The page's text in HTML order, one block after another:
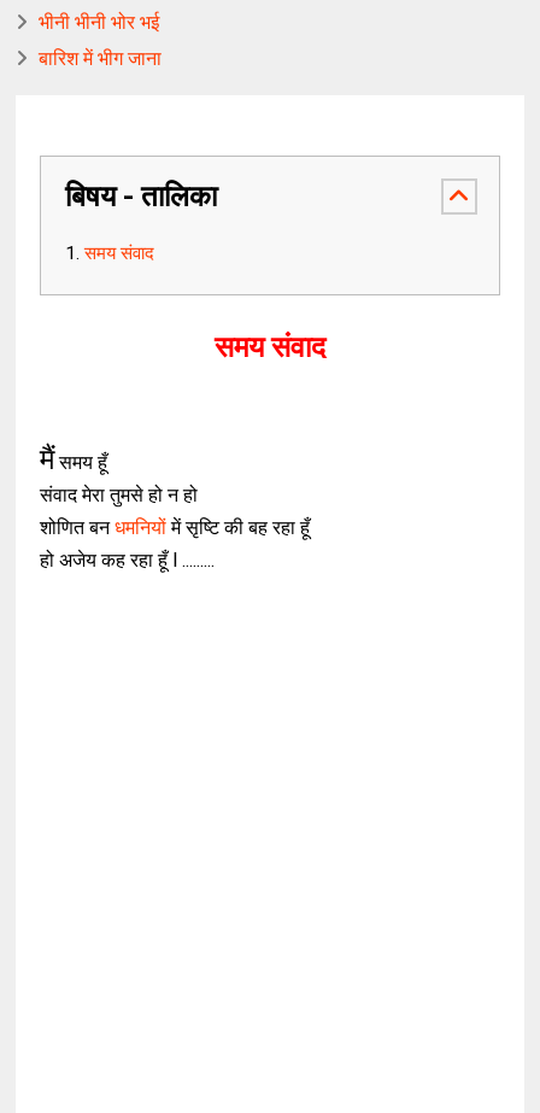
भीनी भीनी भोर भई
बारिश में भीग जाना
बिषय - तालिका
समय संवाद
समय संवाद
मैंसमय हूँ
संवाद मेरा तुमसे हो न हो
शोणित बनधमनियोंमें सृष्टि की बह रहा हूँ
हो अजेय कह रहा हूँ l .........